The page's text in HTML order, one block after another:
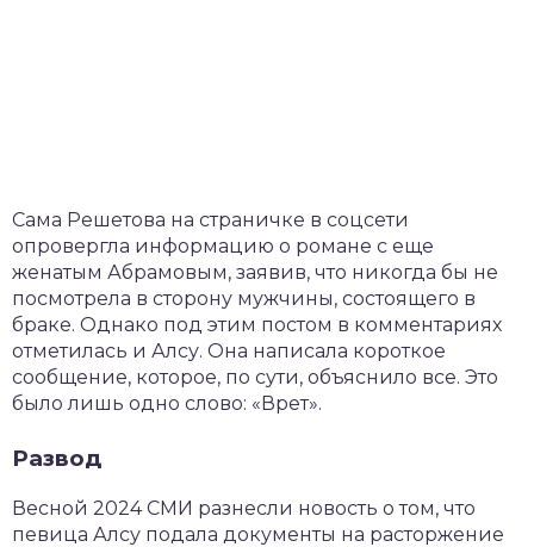
Сама Решетова на страничке в соцсети
опровергла информацию о романе с еще
женатым Абрамовым, заявив, что никогда бы не
посмотрела в сторону мужчины, состоящего в
браке. Однако под этим постом в комментариях
отметилась и Алсу. Она написала короткое
сообщение, которое, по сути, объяснило все. Это
было лишь одно слово: «Врет».
Развод
Весной 2024 СМИ разнесли новость о том, что
певица Алсу подала документы на расторжение